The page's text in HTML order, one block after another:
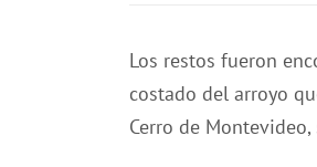
Los restos fueron
costado del arroyo
Cerro de